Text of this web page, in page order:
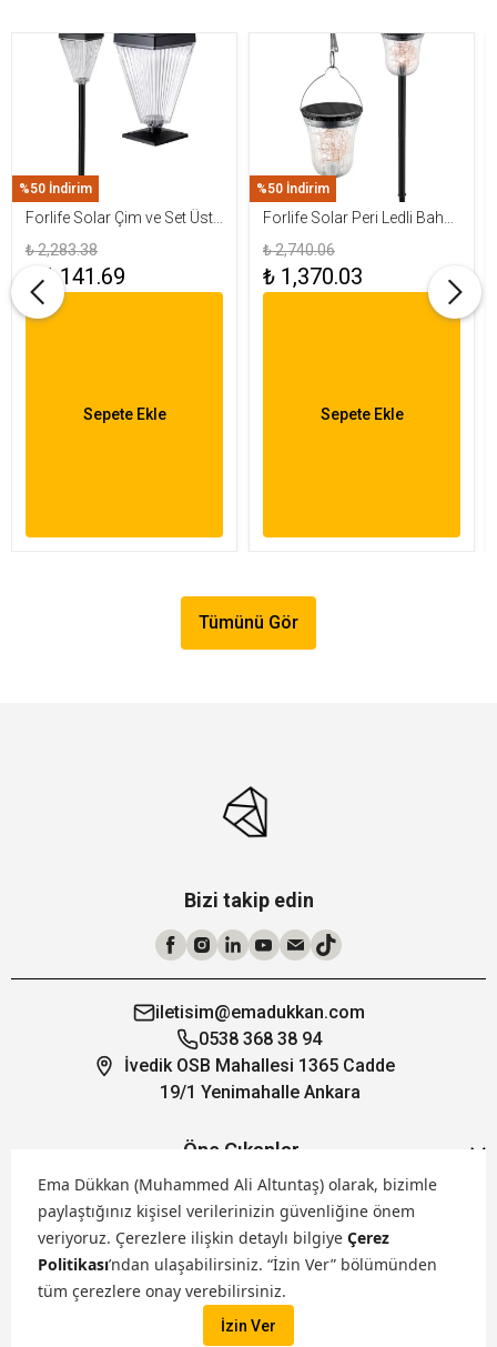
Ema Dükkan (Muhammed Ali Altuntaş) olarak, bizimle
paylaştığınız kişisel verilerinizin güvenliğine önem
veriyoruz. Çerezlere ilişkin detaylı bilgiye Çerez
Politikası’ndan ulaşabilirsiniz. “İzin Ver” bölümünden
tüm çerezlere onay verebilirsiniz.
İzin Ver
%50 İndirim
Forlife Solar Çim ve Set Üstü
Armatür 15W FL-3283
₺ 2,283.38
₺ 1,141.69
Sepete Ekle
%50 İndirim
Forlife Solar Peri Ledli Bahçe
Aydınlatma Armatürü FL-
3284
₺ 2,740.06
₺ 1,370.03
Sepete Ekle
Tümünü Gör
Bizi takip edin
iletisim@emadukkan.com
0538 368 38 94
İvedik OSB Mahallesi 1365 Cadde
19/1 Yenimahalle Ankara
Öne Çıkanlar
Hakkımızda
Markalarımız